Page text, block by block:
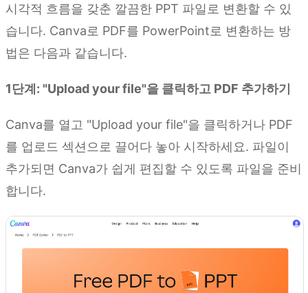
시각적 흐름을 갖춘 깔끔한 PPT 파일로 변환할 수 있
습니다. Canva로 PDF를 PowerPoint로 변환하는 방
법은 다음과 같습니다.
1단계: "Upload your file"을 클릭하고 PDF 추가하기
Canva를 열고 "Upload your file"을 클릭하거나 PDF
를 업로드 섹션으로 끌어다 놓아 시작하세요. 파일이
추가되면 Canva가 쉽게 편집할 수 있도록 파일을 준비
합니다.